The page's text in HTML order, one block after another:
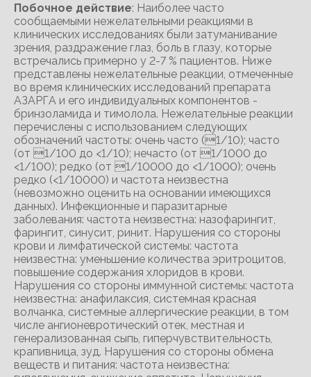
Побочное действие: Наиболее часто
сообщаемыми нежелательными реакциями в
клинических исследованиях были затуманивание
зрения, раздражение глаз, боль в глазу, которые
встречались примерно у 2-7 % пациентов. Ниже
представлены нежелательные реакции, отмеченные
во время клинических исследований препарата
АЗАРГА и его индивидуальных компонентов -
бринзоламида и тимолола. Нежелательные реакции
перечислены с использованием следующих
обозначений частоты: очень часто (1/10); часто
(от 1/100 до <1/10); нечасто (от 1/1000 до
<1/100); редко (от 1/10000 до <1/1000); очень
редко (<1/10000) и частота неизвестна
(невозможно оценить на основании имеющихся
данных). Инфекционные и паразитарные
заболевания: частота неизвестна: назофарингит,
фарингит, синусит, ринит. Нарушения со стороны
крови и лимфатической системы: частота
неизвестна: уменьшение количества эритроцитов,
повышение содержания хлоридов в крови.
Нарушения со стороны иммунной системы: частота
неизвестна: анафилаксия, системная красная
волчанка, системные аллергические реакции, в том
числе ангионевротический отек, местная и
генерализованная сыпь, гиперчувствительность,
крапивница, зуд. Нарушения со стороны обмена
веществ и питания: частота неизвестна: